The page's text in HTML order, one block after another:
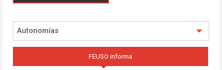
Autonomías
FEUSO informa